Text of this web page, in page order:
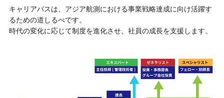
キャリアパスは、アジア航測における事業戦略達成に向け活躍す
るための道しるべです。
時代の変化に応じて制度を進化させ、社員の成長を支援します。